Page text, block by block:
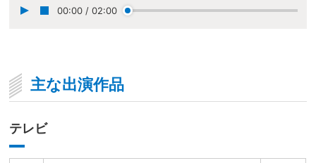
00:00 / 02:00
主な出演作品
テレビ